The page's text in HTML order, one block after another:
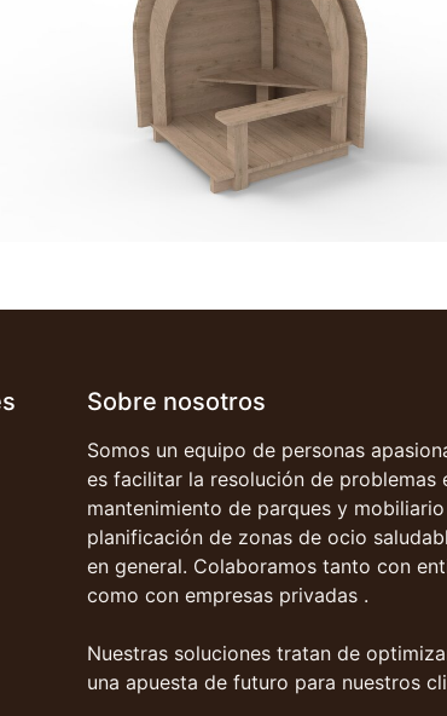
Sobre nosotros
Somos un equipo de personas
es facilitar la resolución de problemas
mantenimiento de parques y
planificación de zonas de ocio
en general. Colaboramos tanto con
como con empresas privadas .
Nuestras soluciones tratan de
una apuesta de futuro para nuestros